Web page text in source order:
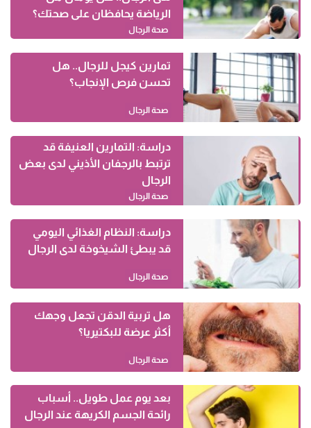
الرياضة يحافظان على صحتك؟
صحة الرجال
تمارين كيجل للرجال.. هل
تحسن فرص الإنجاب؟
صحة الرجال
دراسة: التمارين العنيفة قد
ترتبط بالرجفان الأذيني لدى بعض
الرجال
صحة الرجال
دراسة: النظام الغذائي اليومي
قد يبطئ الشيخوخة لدى الرجال
صحة الرجال
هل تربية الدقن تجعل وجهك
أكثر عرضة للبكتيريا؟
صحة الرجال
بعد يوم عمل طويل.. أسباب
رائحة الجسم الكريهة عند الرجال